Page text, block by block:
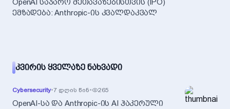
OpenAI საჯარო შეთავაზებისთვის (IPO)
ემზადება: Anthropic-ის კვალდაკვალ
ᲙᲕᲘᲠᲘᲡ ᲧᲕᲔᲚᲐᲖᲔ ᲜᲐᲮᲕᲐᲓᲘ
Cybersecurity•7 დღის წინ• 265
OpenAI-სა და Anthropic-ის AI ჰაკერული